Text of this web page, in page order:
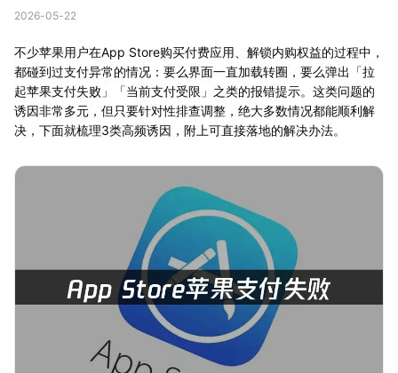
2026-05-22
不少苹果用户在App Store购买付费应用、解锁内购权益的过程中，
都碰到过支付异常的情况：要么界面一直加载转圈，要么弹出「拉
起苹果支付失败」「当前支付受限」之类的报错提示。这类问题的
诱因非常多元，但只要针对性排查调整，绝大多数情况都能顺利解
决，下面就梳理3类高频诱因，附上可直接落地的解决办法。